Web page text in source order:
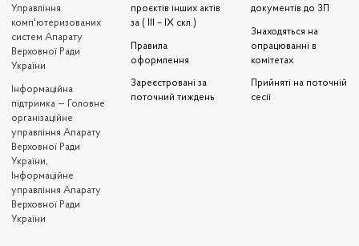
Управління
комп'ютеризованих
систем Апарату
Верховної Ради
України
Iнформаційна
підтримка — Головне
організаційне
управління Апарату
Верховної Ради
України,
Інформаційне
управління Апарату
Верховної Ради
України
проєктів інших актів
за ( III – IX скл.)
Правила
оформлення
Зареєстровані за
поточний тиждень
документів до ЗП
Знаходяться на
опрацюванні в
комітетах
Прийняті на поточній
сесії